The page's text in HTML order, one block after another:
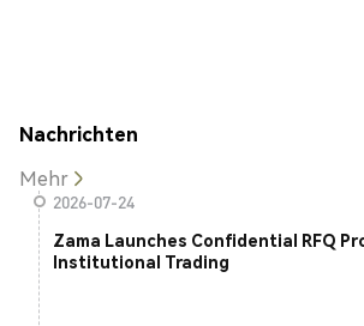
Nachrichten
Mehr
2026-07-24
Zama Launches Confidential RFQ
Institutional Trading